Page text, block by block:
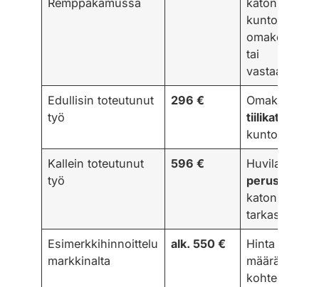
Remppakamussa
katon
tai
vastaavassa
Edullisin toteutunut
työ
296 €
Omakotitalon
tiilikaton
Kallein toteutunut
työ
596 €
Huvilan
katon
tarkastus
Esimerkkihinnoittelu
markkinalta
alk. 550 €
Hinta voi
määräytyä
kohteen